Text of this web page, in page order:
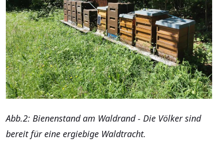
Abb.2: Bienenstand am Waldrand - Die Völker sind
bereit für eine ergiebige Waldtracht.